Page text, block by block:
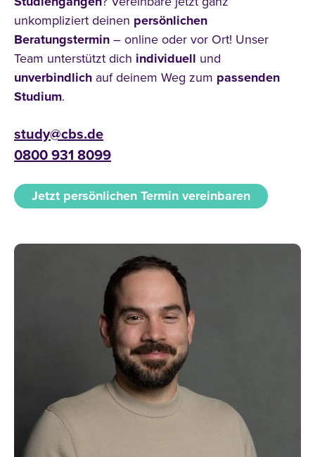
unkompliziert deinen persönlichen
Beratungstermin – online oder vor Ort! Unser
Team unterstützt dich individuell und
unverbindlich auf deinem Weg zum passenden
Studium.
study@cbs.de
0800 931 8099
Jetzt persönlichen Termin vereinbaren